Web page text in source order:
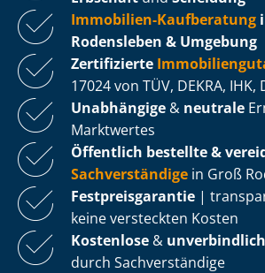
Immobilien-Kaufberatung
Rodensleben & Umgebung
Zertifizierte
17024 von TÜV, DEKRA, IHK,
Unabhängige & neutrale
Marktwertes
Öffentlich bestellte &
Sachverständige in Groß
Fest­preis­ga­ran­tie |
keine versteckten Kosten
Kostenlose &
durch Sachverständige